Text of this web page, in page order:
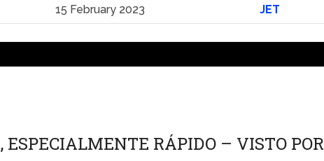
15 February 2023 JET
ESPECIALMENTE RÁPIDO – VISTO POR